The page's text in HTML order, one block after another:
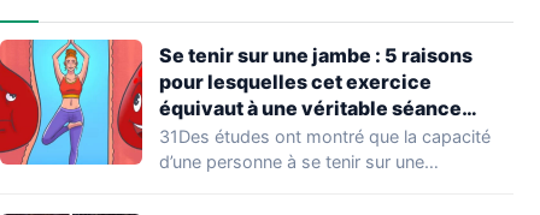
Se tenir sur une jambe : 5 raisons
pour lesquelles cet exercice
équivaut à une véritable séance
d’entraînement
31Des études ont montré que la capacité
d’une personne à se tenir sur une…